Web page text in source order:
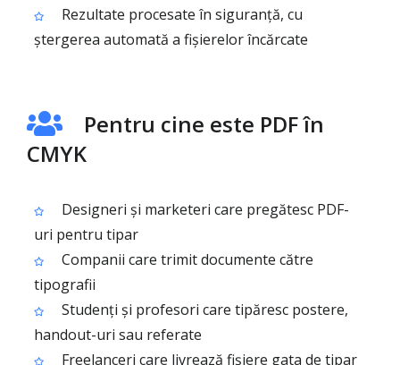
Rezultate procesate în siguranță, cu
ștergerea automată a fișierelor încărcate
Pentru cine este PDF în
CMYK
Designeri și marketeri care pregătesc PDF-
uri pentru tipar
Companii care trimit documente către
tipografii
Studenți și profesori care tipăresc postere,
handout-uri sau referate
Freelanceri care livrează fișiere gata de tipar